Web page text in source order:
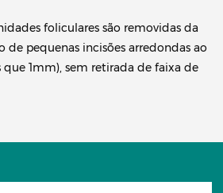
foliculares são removidas da
de pequenas incisões arredondas ao
que 1mm), sem retirada de faixa de